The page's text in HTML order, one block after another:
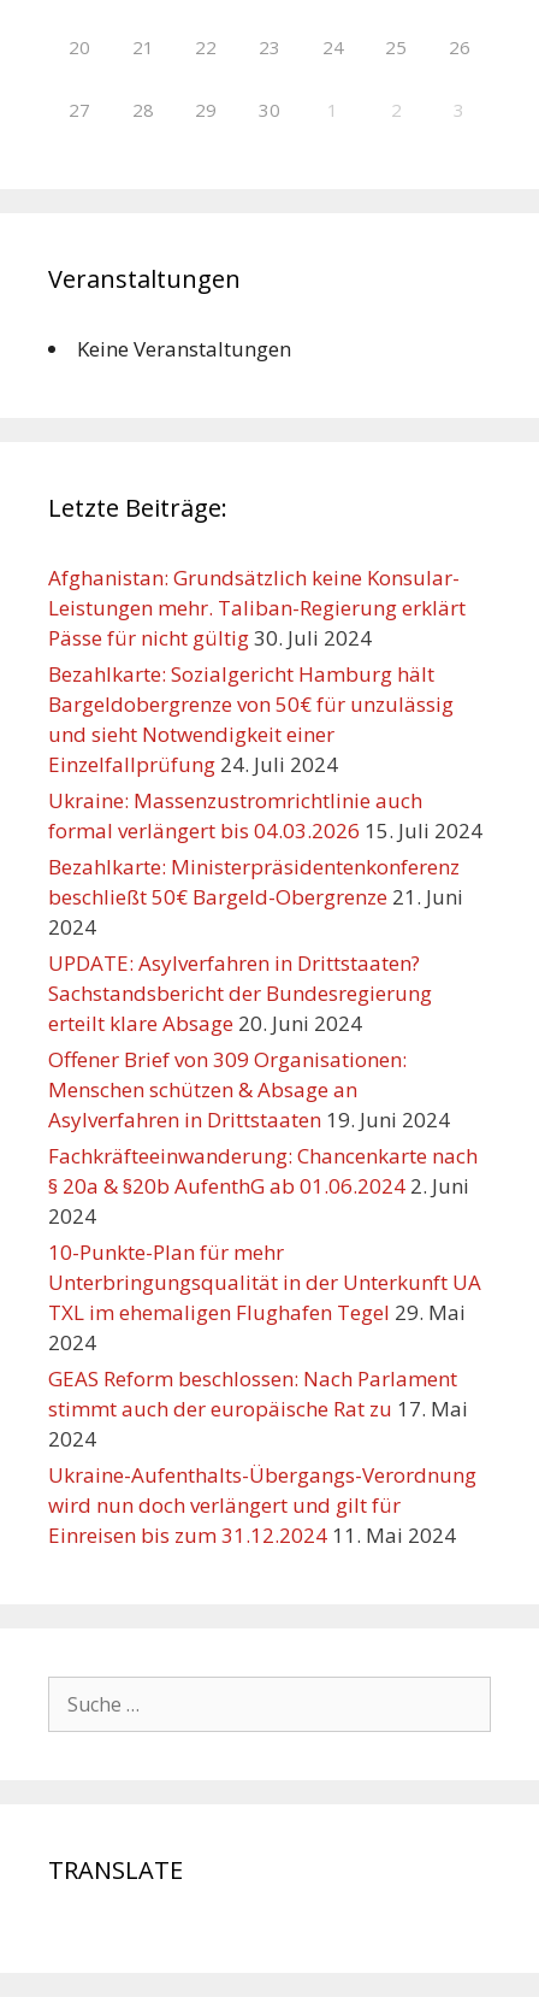
20 21 22 23 24 25 26
27 28 29 30 1 2 3
Veranstaltungen
Keine Veranstaltungen
Letzte Beiträge:
Afghanistan: Grundsätzlich keine Konsular-
Leistungen mehr. Taliban-Regierung erklärt
Pässe für nicht gültig30. Juli 2024
Bezahlkarte: Sozialgericht Hamburg hält
Bargeldobergrenze von 50€ für unzulässig
und sieht Notwendigkeit einer
Einzelfallprüfung 24. Juli 2024
Ukraine: Massenzustromrichtlinie auch
formal verlängert bis 04.03.2026 15. Juli 2024
Bezahlkarte: Ministerpräsidentenkonferenz
beschließt 50€ Bargeld-Obergrenze 21. Juni
2024
UPDATE: Asylverfahren in Drittstaaten?
Sachstandsbericht der Bundesregierung
erteilt klare Absage 20. Juni 2024
Offener Brief von 309 Organisationen:
Menschen schützen & Absage an
Asylverfahren in Drittstaaten 19. Juni 2024
Fachkräfteeinwanderung: Chancenkarte nach
§ 20a & §20b AufenthG ab 01.06.2024 2. Juni
2024
10-Punkte-Plan für mehr
Unterbringungsqualität in der Unterkunft UA
TXL im ehemaligen Flughafen Tegel 29. Mai
2024
GEAS Reform beschlossen: Nach Parlament
stimmt auch der europäische Rat zu 17. Mai
2024
Ukraine-Aufenthalts-Übergangs-Verordnung
wird nun doch verlängert und gilt für
Einreisen bis zum 31.12.2024 11. Mai 2024
TRANSLATE